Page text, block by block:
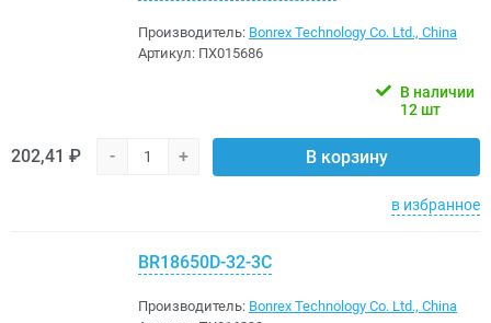
Производитель: Bonrex Technology Co. Ltd., China
Артикул: ПХ015686
В наличии
12 шт
202,41 ₽ - + В корзину
в избранное
BR18650D-32-3C
Производитель: Bonrex Technology Co. Ltd., China